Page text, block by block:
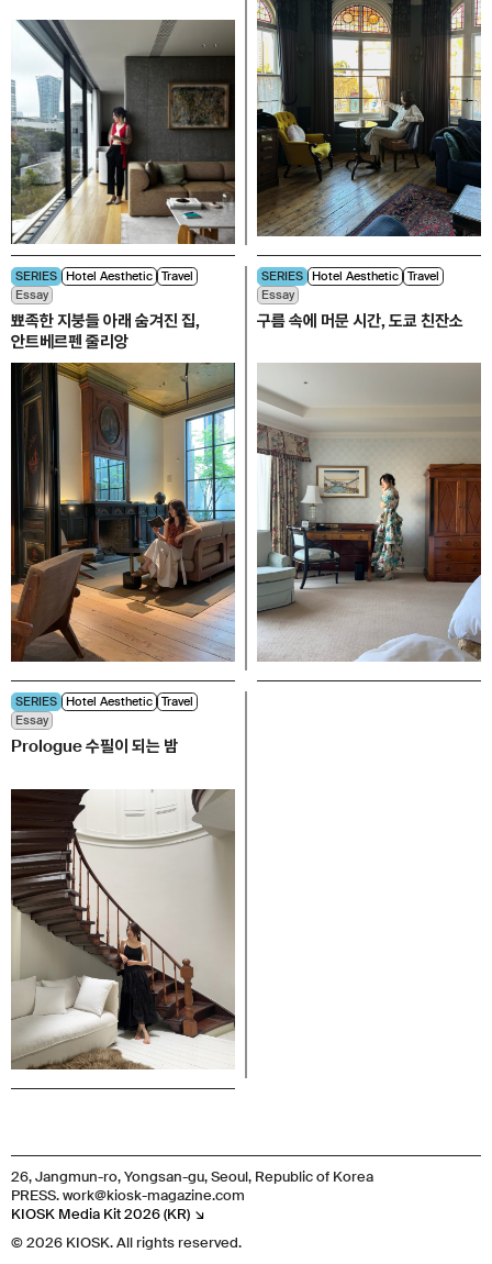
SERIES Hotel Aesthetic Travel
Essay
뾰족한 지붕들 아래 숨겨진 집,
안트베르펜 줄리앙
SERIES Hotel Aesthetic Travel
Essay
구름 속에 머문 시간, 도쿄 친잔소
SERIES Hotel Aesthetic Travel
Essay
Prologue 수필이 되는 밤
26, Jangmun-ro, Yongsan-gu, Seoul, Republic of Korea
PRESS. work@kiosk-magazine.com
KIOSK Media Kit 2026 (KR) ↘︎
© 2026 KIOSK. All rights reserved.